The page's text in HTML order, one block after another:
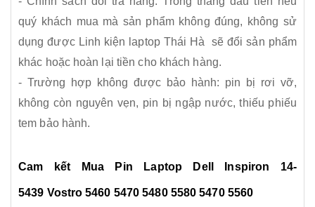
quý khách mua mà sản phẩm không đúng, không sử
dụng được Linh kiện laptop Thái Hà sẽ đổi sản phẩm
khác hoặc hoàn lại tiền cho khách hàng.
- Trường hợp không được bảo hành: pin bị rơi vỡ,
không còn nguyên vẹn, pin bị ngập nước, thiếu phiếu
tem bảo hành.
Cam kết Mua Pin Laptop Dell Inspiron 14-
5439 Vostro 5460 5470 5480 5580 5470 5560